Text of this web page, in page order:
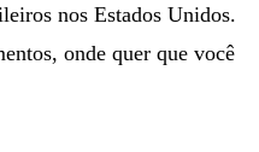
nos Estados Unidos.
onde quer que você